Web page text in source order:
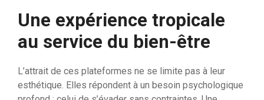
Une expérience tropicale
au service du bien-être
L’attrait de ces plateformes ne se limite pas à leur
esthétique. Elles répondent à un besoin psychologique